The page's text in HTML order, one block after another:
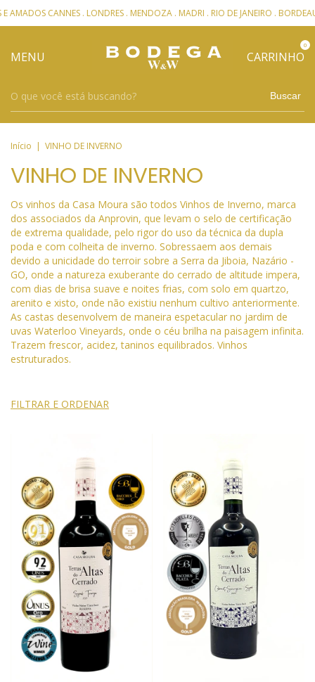
CANNES . LONDRES . MENDOZA . MADRI . RIO DE JANEIRO . BORDEAUX -
MENU CARRINHO
0
Buscar
Início | VINHO DE INVERNO
VINHO DE INVERNO
Os vinhos da Casa Moura são todos Vinhos de Inverno, marca
dos associados da Anprovin, que levam o selo de certificação
de extrema qualidade, pelo rigor do uso da técnica da dupla
poda e com colheita de inverno. Sobressaem aos demais
devido a unicidade do terroir sobre a Serra da Jiboia, Nazário -
GO, onde a natureza exuberante do cerrado de altitude impera,
com dias de brisa suave e noites frias, com solo em quartzo,
arenito e xisto, onde não existiu nenhum cultivo anteriormente.
As castas desenvolvem de maneira espetacular no jardim de
uvas Waterloo Vineyards, onde o céu brilha na paisagem infinita.
Trazem frescor, acidez, taninos equilibrados. Vinhos
estruturados.
FILTRAR E ORDENAR